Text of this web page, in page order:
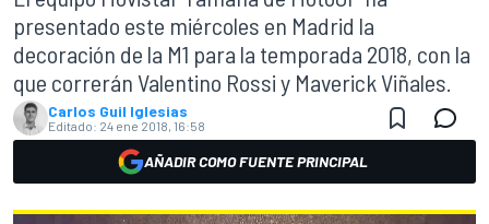
presentado este miércoles en Madrid la
decoración de la M1 para la temporada 2018, con la
que correrán Valentino Rossi y Maverick Viñales.
Carlos Guil Iglesias
Editado: 24 ene 2018, 16:58
AÑADIR COMO FUENTE PRINCIPAL